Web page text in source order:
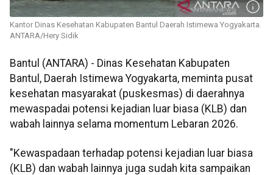
Kantor Dinas Kesehatan Kabupaten Bantul Daerah Istimewa Yogyakarta.
ANTARA/Hery Sidik
Bantul (ANTARA) - Dinas Kesehatan Kabupaten
Bantul, Daerah Istimewa Yogyakarta, meminta pusat
kesehatan masyarakat (puskesmas) di daerahnya
mewaspadai potensi kejadian luar biasa (KLB) dan
wabah lainnya selama momentum Lebaran 2026.
"Kewaspadaan terhadap potensi kejadian luar biasa
(KLB) dan wabah lainnya juga sudah kita sampaikan